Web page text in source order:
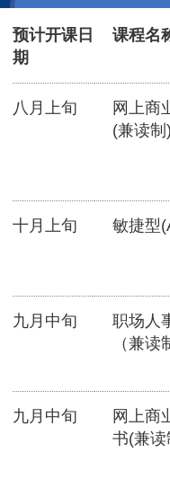
预计开课日
期
课程名
八月上旬
网上商
(兼读制)
十月上旬 敏捷型
九月中旬
职场人
（兼读
九月中旬
网上商
书(兼读